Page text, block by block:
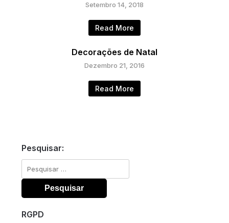
Setembro 14, 2018
Read More
Decorações de Natal
Dezembro 21, 2016
Read More
Pesquisar:
Pesquisar
por:
RGPD